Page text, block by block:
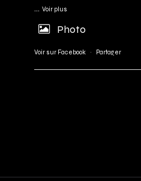
... Voir plus
Photo
Voir sur Facebook · Partager